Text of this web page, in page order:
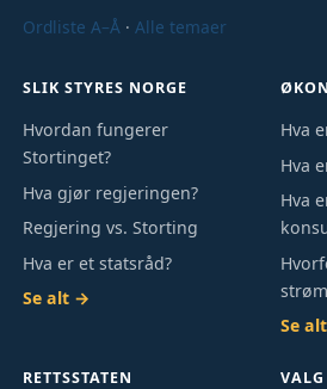
Ordliste A–Å ·Alle temaer
SLIK STYRES NORGE
Hvordan fungerer
Stortinget?
Hva gjør regjeringen?
Regjering vs. Storting
Hva er et statsråd?
Se alt →
Hva
Hva
Hva
Se
RETTSSTATEN